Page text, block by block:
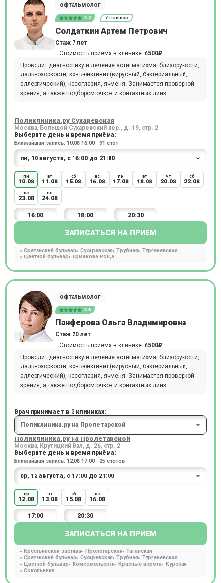
офтальмолог
4.2 7 отзывов
Солдаткин Артем Петрович
Стаж 7 лет
Стоимость приёма в клинике: 6500₽
Проводит диагностику и лечение астигматизма, близорукости,
дальнозоркости, конъюнктивит (вирусный, бактериальный,
аллергический), косоглазия, ячменя. Занимается проверкой
зрения, а также подбором очков и контактных линз.
Поликлиника.ру Сухаревская
Москва, Большой Сухаревский пер., д. 19, стр. 2
Выберите день и время приёма:
Ближайшая запись: 10.08 16:00 · 91 слот
пн
10.08
вт
11.08
сб
15.08
вс
16.08
пн
17.08
вт
18.08
чт
20.08
сб
22.08
вс
23.08
пн
24.08
16:00 18:00 20:30
ЗАПИСАТЬСЯ НА ПРИЕМ
Сретенский бульвар Сухаревская Трубная
Тургеневская
Цветной бульвар
Ермакова Роща
офтальмолог
4.6
Панферова Ольга Владимировна
Стаж 20 лет
Стоимость приёма в клинике: 6500₽
Проводит диагностику и лечение астигматизма, близорукости,
дальнозоркости, конъюнктивит (вирусный, бактериальный,
аллергический), косоглазия, ячменя. Занимается проверкой
зрения, а также подбором очков и контактных линз.
Врач принимает в 3 клиниках:
Поликлиника.ру на Пролетарской
Москва, Крутицкий Вал, д. 26, стр. 2
Выберите день и время приёма:
Ближайшая запись: 12.08 17:00 · 25 слотов
ср
12.08
чт
13.08
сб
15.08
вс
16.08
17:00 20:30
ЗАПИСАТЬСЯ НА ПРИЕМ
Крестьянская застава Пролетарская
Таганская
Сретенский бульвар
Сухаревская Трубная
Тургеневская
Цветной бульвар
Комсомольская Красные ворота
Курская
Сокольники